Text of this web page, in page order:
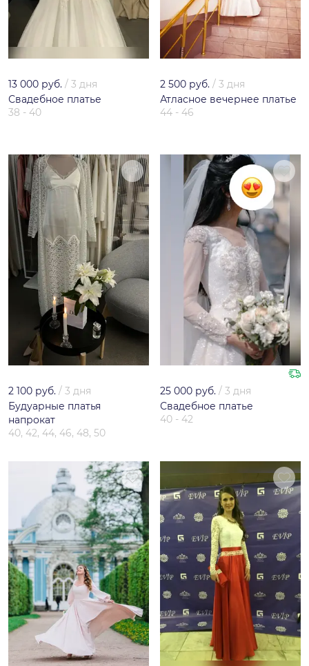
13 000 руб. / 3 дня
Свадебное платье
38 - 40
2 500 руб. / 3 дня
Атласное вечернее платье
44 - 46
2 100 руб. / 3 дня
Будуарные платья
напрокат
40, 42, 44, 46, 48, 50
25 000 руб. / 3 дня
Свадебное платье
40 - 42